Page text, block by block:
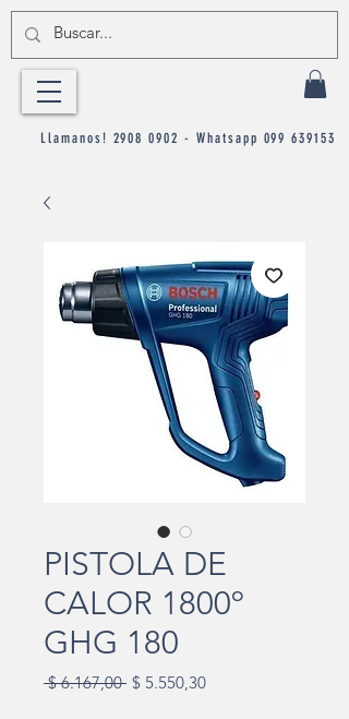
Llamanos! 2908 0902 - Whatsapp 099 639153
PISTOLA DE
CALOR 1800º
GHG 180
$ 6.167,00 Precio
$ 5.550,30Precio